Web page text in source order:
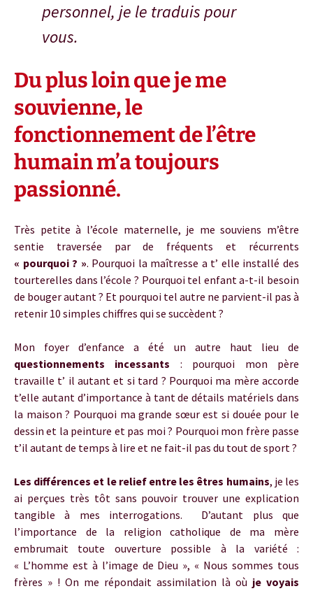
personnel, je le traduis pour
vous.
Du plus loin que je me
souvienne, le
fonctionnement de l’être
humain m’a toujours
passionné.
Très petite à l’école maternelle, je me souviens m’être
sentie traversée par de fréquents et récurrents
« pourquoi ? ». Pourquoi la maîtresse a t’ elle installé des
tourterelles dans l’école ? Pourquoi tel enfant a-t-il besoin
de bouger autant ? Et pourquoi tel autre ne parvient-il pas à
retenir 10 simples chiffres qui se succèdent ?
Mon foyer d’enfance a été un autre haut lieu de
questionnements incessants : pourquoi mon père
travaille t’ il autant et si tard ? Pourquoi ma mère accorde
t’elle autant d’importance à tant de détails matériels dans
la maison ? Pourquoi ma grande sœur est si douée pour le
dessin et la peinture et pas moi ? Pourquoi mon frère passe
t’il autant de temps à lire et ne fait-il pas du tout de sport ?
Les différences et le relief entre les êtres humains, je les
ai perçues très tôt sans pouvoir trouver une explication
tangible à mes interrogations. D’autant plus que
l’importance de la religion catholique de ma mère
embrumait toute ouverture possible à la variété :
« L’homme est à l’image de Dieu », « Nous sommes tous
frères » ! On me répondait assimilation là où je voyais